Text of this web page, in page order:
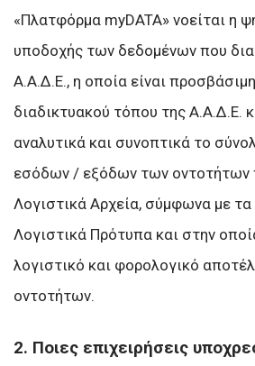
«Πλατφόρμα myDATA» νοείται η
υποδοχής των δεδομένων που
Α.Α.Δ.Ε., η οποία είναι
διαδικτυακού τόπου της Α.Α.Δ.Ε.
αναλυτικά και συνοπτικά το
εσόδων / εξόδων των οντοτήτων
Λογιστικά Αρχεία, σύμφωνα με τα
Λογιστικά Πρότυπα και στην
λογιστικό και φορολογικό
οντοτήτων.
2. Ποιες επιχειρήσεις